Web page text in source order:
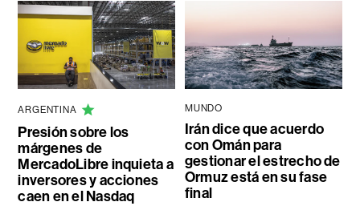
ARGENTINA
Presión sobre los
márgenes de
MercadoLibre inquieta a
inversores y acciones
caen en el Nasdaq
MUNDO
Irán dice que acuerdo
con Omán para
gestionar el estrecho de
Ormuz está en su fase
final